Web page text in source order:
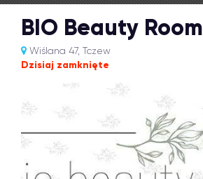
BIO Beauty Room
Wiślana 47, Tczew
Dzisiaj zamknięte